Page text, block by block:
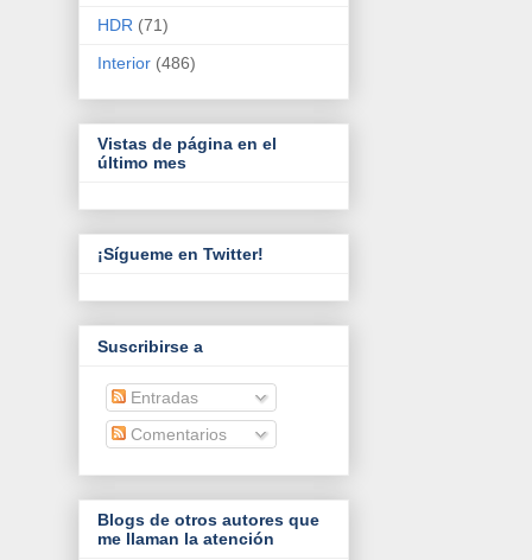
HDR (71)
Interior (486)
Vistas de página en el
último mes
¡Sígueme en Twitter!
Suscribirse a
Entradas
Comentarios
Blogs de otros autores que
me llaman la atención